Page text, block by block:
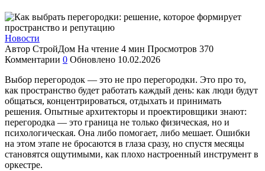
Новости
Автор СтройДом На чтение 4 мин Просмотров 370
Комментарии 0 Обновлено 10.02.2026
Выбор перегородок — это не про перегородки. Это про то,
как пространство будет работать каждый день: как люди будут
общаться, концентрироваться, отдыхать и принимать
решения. Опытные архитекторы и проектировщики знают:
перегородка — это граница не только физическая, но и
психологическая. Она либо помогает, либо мешает. Ошибки
на этом этапе не бросаются в глаза сразу, но спустя месяцы
становятся ощутимыми, как плохо настроенный инструмент в
оркестре.